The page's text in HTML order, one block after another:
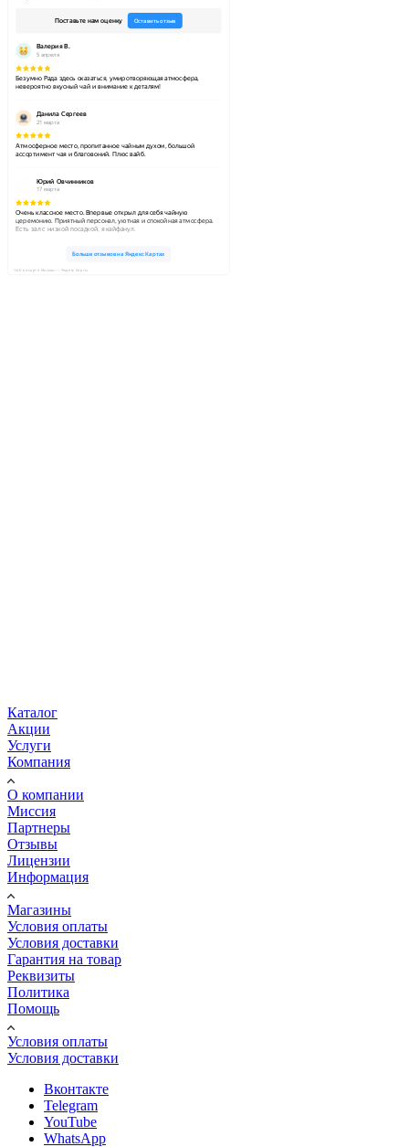
ЧаЕ на карте Москвы — Яндекс Карты
Каталог
Акции
Услуги
Компания
О компании
Миссия
Партнеры
Отзывы
Лицензии
Информация
Магазины
Условия оплаты
Условия доставки
Гарантия на товар
Реквизиты
Политика
Помощь
Условия оплаты
Условия доставки
Вконтакте
Telegram
YouTube
WhatsApp